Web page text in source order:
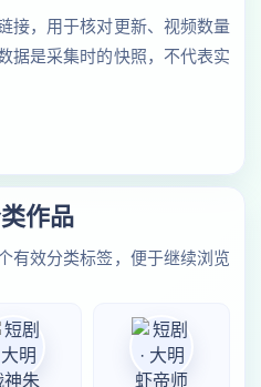
接，用于核对更新、视频数量
据是采集时的快照，不代表实
作品
有效分类标签，便于继续浏览